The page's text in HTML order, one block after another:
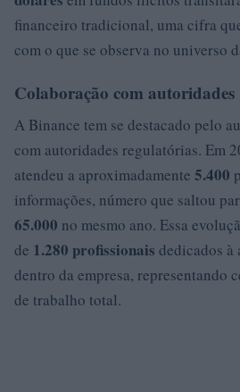
financeiro tradicional, uma cifra
com o que se observa no universo
Colaboração com autoridades
A Binance tem se destacado pelo
com autoridades regulatórias. Em
atendeu a aproximadamente 5.400
informações, número que saltou
65.000 no mesmo ano. Essa
de 1.280 profissionais dedicados à
dentro da empresa, representando
de trabalho total.